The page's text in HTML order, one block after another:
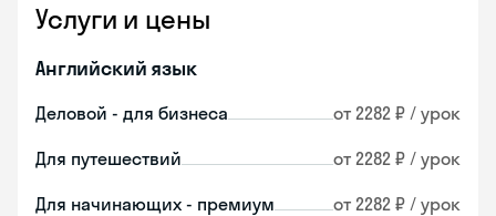
Услуги и цены
Английский язык
Деловой - для бизнеса от 2282 ₽ / урок
Для путешествий от 2282 ₽ / урок
Для начинающих - премиум от 2282 ₽ / урок